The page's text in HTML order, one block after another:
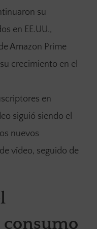
su
en EE.UU.,
Amazon Prime
crecimiento en el
en
siguió siendo el
nuevos
vídeo, seguido de
consumo